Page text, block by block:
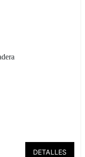
m²
DETALLES